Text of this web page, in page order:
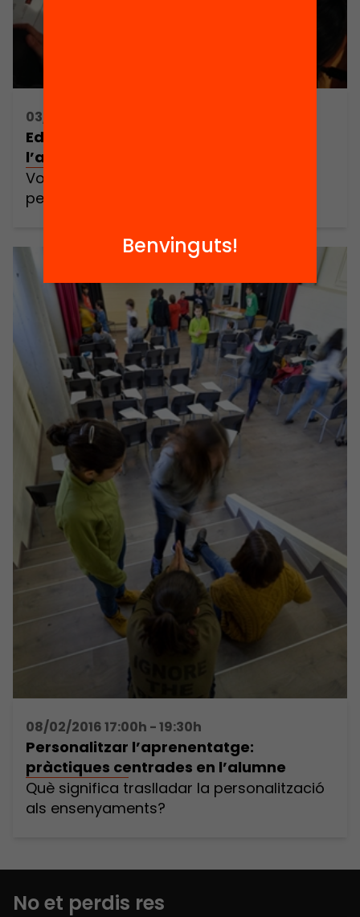
03/03/2016 16:00h - 19:30h
Edulab: Taller de personalització de
l’aprenentatge
Vols saber com crear un itinerari
personalitzat d’aprenentatge?
08/02/2016 17:00h - 19:30h
Personalitzar l’aprenentatge:
pràctiques centrades en l’alumne
Què significa traslladar la personalització
als ensenyaments?
No et perdis res
Benvinguts!